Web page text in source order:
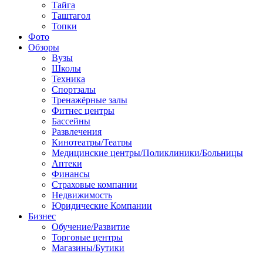
Тайга
Таштагол
Топки
Фото
Обзоры
Вузы
Школы
Техника
Спортзалы
Тренажёрные залы
Фитнес центры
Бассейны
Развлечения
Кинотеатры/Театры
Медицинские центры/Поликлиники/Больницы
Аптеки
Финансы
Страховые компании
Недвижимость
Юридические Компании
Бизнес
Обучение/Развитие
Торговые центры
Магазины/Бутики